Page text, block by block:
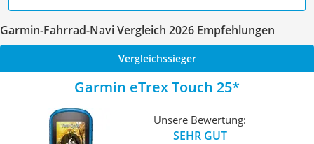
Garmin-Fahrrad-Navi Vergleich 2026 Empfehlungen
Vergleichssieger
Garmin eTrex Touch 25
Unsere Bewertung:
SEHR GUT